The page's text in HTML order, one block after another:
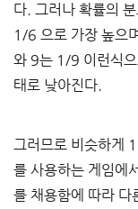
다. 그러나 확률의
1/6 으로 가장 높으며
와 9는 1/9 이런식
태로 낮아진다.
그러므로 비슷하게
를 사용하는 게임에
를 채용함에 따라 다